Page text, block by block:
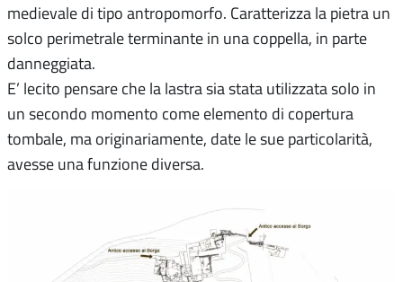
medievale di tipo antropomorfo. Caratterizza la pietra un
solco perimetrale terminante in una coppella, in parte
danneggiata.
E’ lecito pensare che la lastra sia stata utilizzata solo in
un secondo momento come elemento di copertura
tombale, ma originariamente, date le sue particolarità,
avesse una funzione diversa.